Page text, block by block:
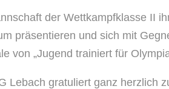
der Wettkampfklasse II
präsentieren und sich mit
von „Jugend trainiert für
Lebach gratuliert ganz herzlich